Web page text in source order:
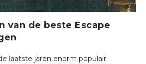
van de beste Escape
laatste jaren enorm populair